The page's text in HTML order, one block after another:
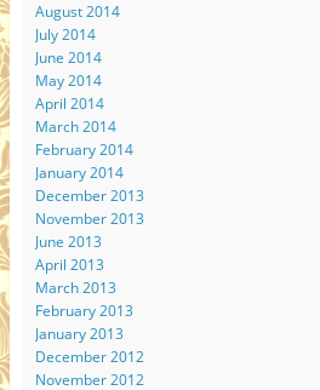
August 2014
July 2014
June 2014
May 2014
April 2014
March 2014
February 2014
January 2014
December 2013
November 2013
June 2013
April 2013
March 2013
February 2013
January 2013
December 2012
November 2012